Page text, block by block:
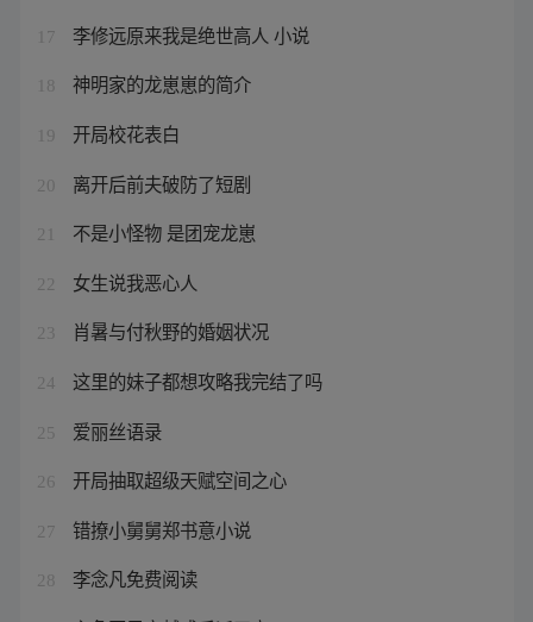
17 李修远原来我是绝世高人 小说
18 神明家的龙崽崽的简介
19 开局校花表白
20 离开后前夫破防了短剧
21 不是小怪物 是团宠龙崽
22 女生说我恶心人
23 肖暑与付秋野的婚姻状况
24 这里的妹子都想攻略我完结了吗
25 爱丽丝语录
26 开局抽取超级天赋空间之心
27 错撩小舅舅郑书意小说
28 李念凡免费阅读